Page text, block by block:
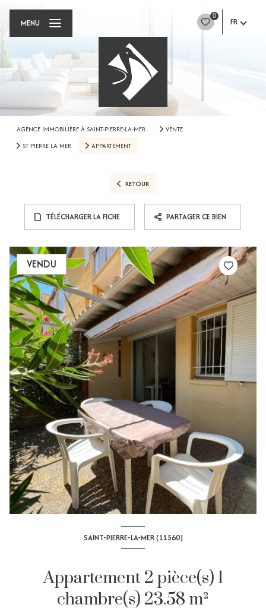
0
FR
MENU
AGENCE IMMOBILIÈRE À SAINT-PIERRE-LA-MER
VENTE
ST PIERRE LA MER
APPARTEMENT
RETOUR
TÉLÉCHARGER LA FICHE PARTAGER CE BIEN
VENDU
SAINT-PIERRE-LA-MER (11560)
Appartement 2 pièce(s) 1
chambre(s) 23.58 m²